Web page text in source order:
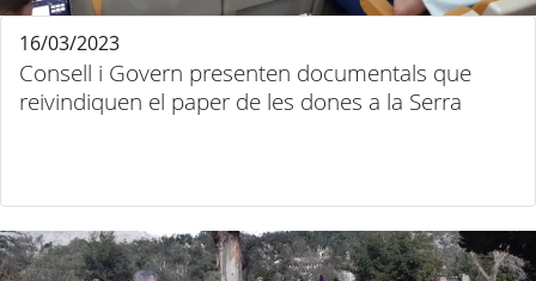
Consell i Govern presenten documentals que
reivindiquen el paper de les dones a la Serra
16/03/2023